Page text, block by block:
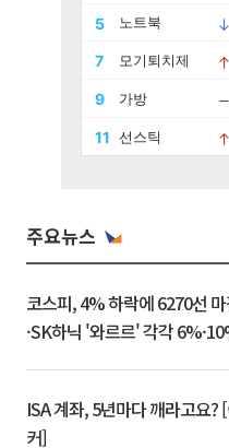
주요뉴스
코스피, 4% 하락에 6270선
·SK하닉 '와르르' 각각
ISA 계좌, 5년마다 깨라고요?
커]